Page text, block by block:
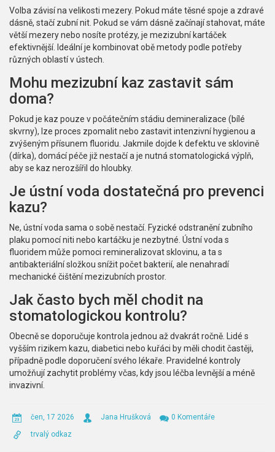
Volba závisí na velikosti mezery. Pokud máte těsné spoje a zdravé
dásně, stačí zubní nit. Pokud se vám dásně začínají stahovat, máte
větší mezery nebo nosíte protézy, je mezizubní kartáček
efektivnější. Ideální je kombinovat obě metody podle potřeby
různých oblastí v ústech.
Mohu mezizubní kaz zastavit sám
doma?
Pokud je kaz pouze v počátečním stádiu demineralizace (bílé
skvrny), lze proces zpomalit nebo zastavit intenzivní hygienou a
zvýšeným přísunem fluoridu. Jakmile dojde k defektu ve sklovině
(dírka), domácí péče již nestačí a je nutná stomatologická výplň,
aby se kaz nerozšířil do hloubky.
Je ústní voda dostatečná pro prevenci
kazu?
Ne, ústní voda sama o sobě nestačí. Fyzické odstranění zubního
plaku pomocí niti nebo kartáčku je nezbytné. Ústní voda s
fluoridem může pomoci remineralizovat sklovinu, a ta s
antibakteriální složkou snížit počet bakterií, ale nenahradí
mechanické čištění mezizubních prostor.
Jak často bych měl chodit na
stomatologickou kontrolu?
Obecně se doporučuje kontrola jednou až dvakrát ročně. Lidé s
vyšším rizikem kazu, diabetici nebo kuřáci by měli chodit častěji,
případně podle doporučení svého lékaře. Pravidelné kontroly
umožňují zachytit problémy včas, kdy jsou léčba levnější a méně
invazivní.
čen, 17 2026 Jana Hrušková
0 Komentáře
trvalý odkaz